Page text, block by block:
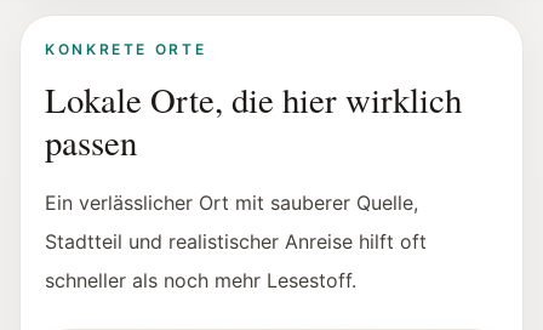
KONKRETE ORTE
Lokale Orte, die hier wirklich
passen
Ein verlässlicher Ort mit sauberer Quelle,
Stadtteil und realistischer Anreise hilft oft
schneller als noch mehr Lesestoff.